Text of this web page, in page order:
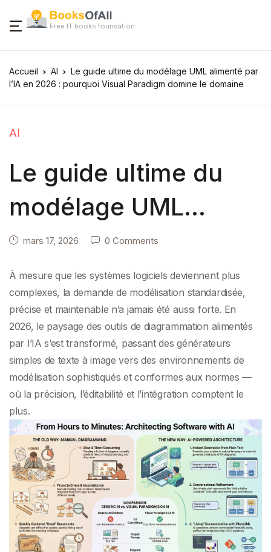
Free IT books foundation
Accueil AI
Le guide ultime du modélage UML alimenté par
l’IA en 2026 : pourquoi Visual Paradigm domine le domaine
AI
Le guide ultime du
modélage UML
alimenté par l’IA en
2026 : pourquoi
Visual Paradigm
domine le domaine
mars 17, 2026 0 Comments
À mesure que les systèmes logiciels deviennent plus
complexes, la demande de modélisation standardisée,
précise et maintenable n’a jamais été aussi forte. En
2026, le paysage des outils de diagrammation alimentés
par l’IA s’est transformé, passant des générateurs
simples de texte à image vers des environnements de
modélisation sophistiqués et conformes aux normes —
où la précision, l’éditabilité et l’intégration comptent le
plus.